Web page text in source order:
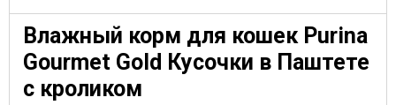
Влажный корм для кошек Purina
Gourmet Gold Кусочки в Паштете
с кроликом